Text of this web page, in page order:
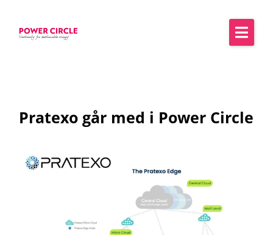
Pratexo går med i Power Circle